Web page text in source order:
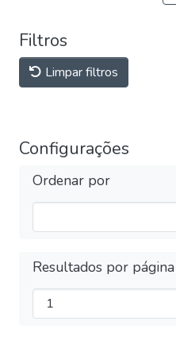
Filtros
Limpar filtros
Configurações
Ordenar por
Resultados por página